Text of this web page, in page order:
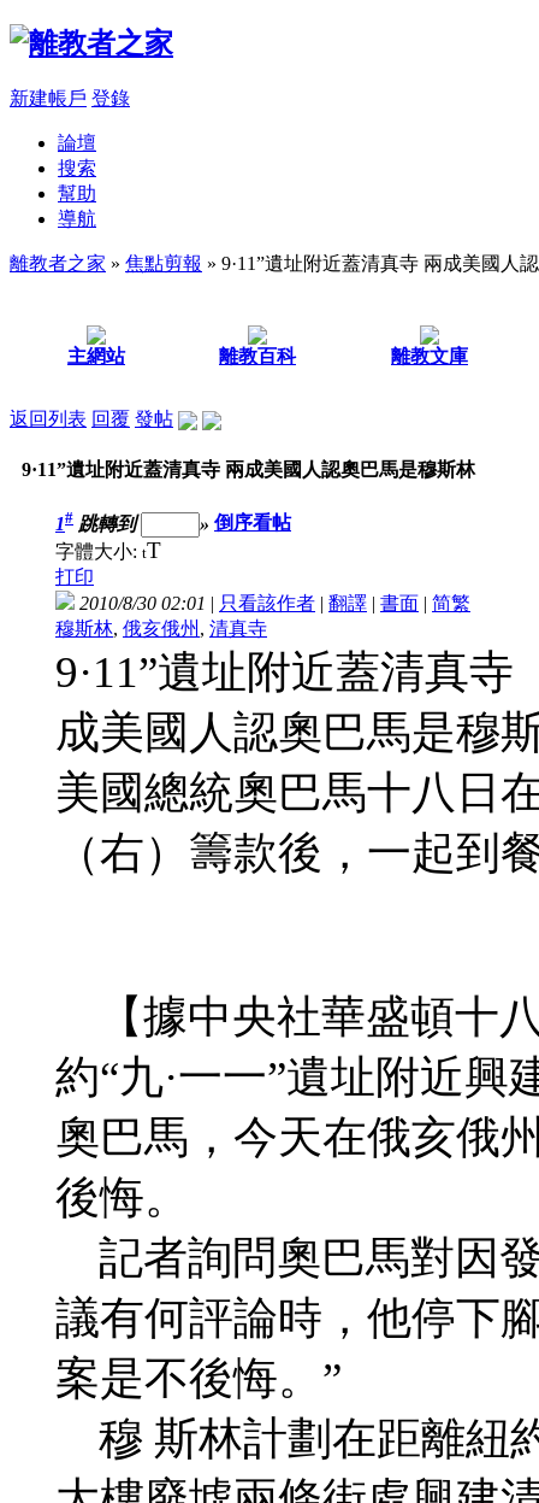
新建帳戶 登錄
論壇
搜索
幫助
導航
離教者之家 » 焦點剪報 » 9·11”遺址附近蓋清真寺 兩成美國人
主網站 離教百科 離教文庫
返回列表 回覆 發帖
9·11”遺址附近蓋清真寺 兩成美國人認奧巴馬是穆斯林
1# 跳轉到 » 倒序看帖
字體大小: tT
打印
2010/8/30 02:01 | 只看該作者 | 翻譯 | 書面 | 简繁
穆斯林, 俄亥俄州 , 清真寺
9·11”遺址附近蓋清
成美國人認奧巴馬是穆
美國總統奧巴馬十八日
（右）籌款後，一起到
【據中央社華盛頓十
約“九·一一”遺址附近
奧巴馬，今天在俄亥俄
後悔。
記者詢問奧巴馬對因
議有何評論時，他停下
案是不後悔。”
穆 斯林計劃在距離紐